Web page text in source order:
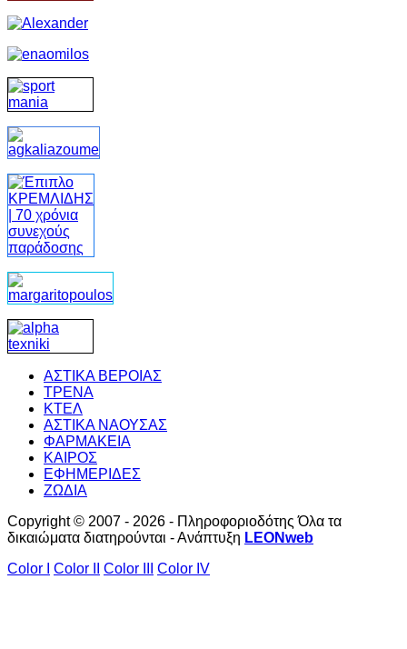
ΑΣΤΙΚΑ ΒΕΡΟΙΑΣ
ΤΡΕΝΑ
ΚΤΕΛ
ΑΣΤΙΚΑ ΝΑΟΥΣΑΣ
ΦΑΡΜΑΚΕΙΑ
ΚΑΙΡΟΣ
ΕΦΗΜΕΡΙΔΕΣ
ΖΩΔΙΑ
Copyright © 2007 - 2026 - Πληροφοριοδότης Όλα τα
δικαιώματα διατηρούνται - Ανάπτυξη LEONweb
Color I
Color II Color III Color IV